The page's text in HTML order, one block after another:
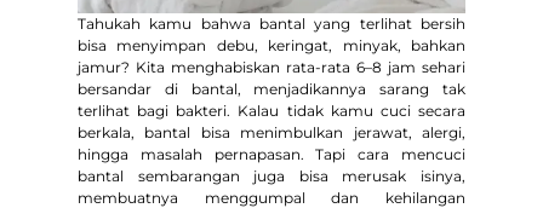
Tahukah kamu bahwa bantal yang terlihat bersih
bisa menyimpan debu, keringat, minyak, bahkan
jamur? Kita menghabiskan rata-rata 6–8 jam sehari
bersandar di bantal, menjadikannya sarang tak
terlihat bagi bakteri. Kalau tidak kamu cuci secara
berkala, bantal bisa menimbulkan jerawat, alergi,
hingga masalah pernapasan. Tapi cara mencuci
bantal sembarangan juga bisa merusak isinya,
membuatnya menggumpal dan kehilangan